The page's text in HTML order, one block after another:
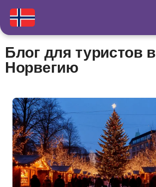
Блог для туристов в
Норвегию